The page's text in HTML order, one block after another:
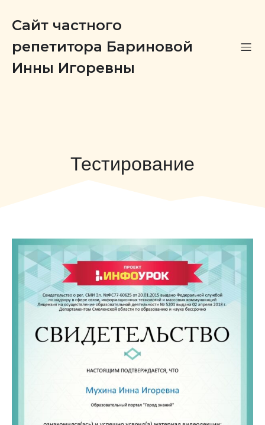
Сайт частного
репетитора Бариновой
Инны Игоревны
Тестирование